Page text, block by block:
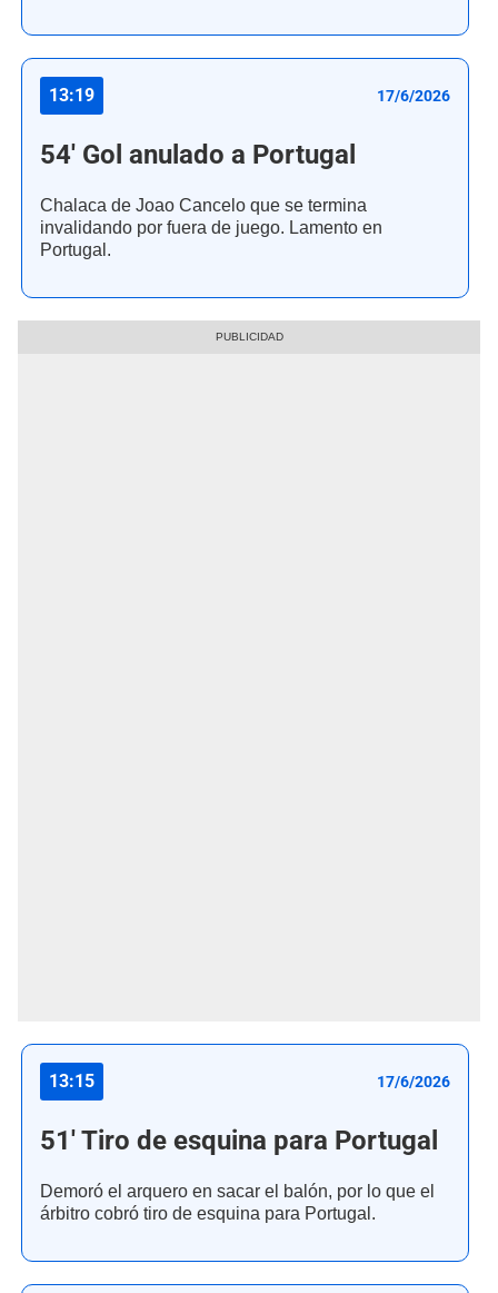
13:19 17/6/2026
54' Gol anulado a Portugal
Chalaca de Joao Cancelo que se termina
invalidando por fuera de juego. Lamento en
Portugal.
13:15 17/6/2026
51' Tiro de esquina para Portugal
Demoró el arquero en sacar el balón, por lo que el
árbitro cobró tiro de esquina para Portugal.